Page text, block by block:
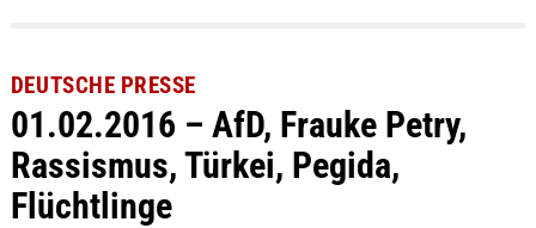
DEUTSCHE PRESSE
01.02.2016 – AfD, Frauke Petry,
Rassismus, Türkei, Pegida,
Flüchtlinge